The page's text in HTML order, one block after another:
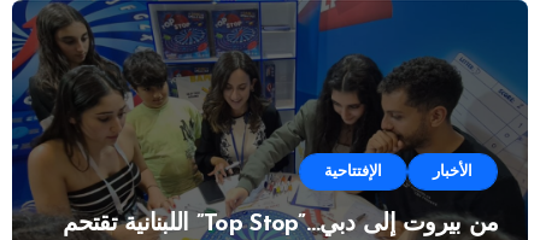
الأخبار الإفتتاحية
من بيروت إلى دبي…”Top Stop” اللبنانية تقتحم